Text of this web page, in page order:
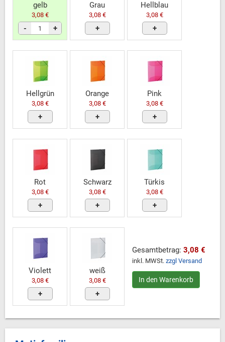
gelb
3,08 €
- +
Grau
3,08 €
+
Hellblau
3,08 €
+
Hellgrün
3,08 €
+
Orange
3,08 €
+
Pink
3,08 €
+
Rot
3,08 €
+
Schwarz
3,08 €
+
Türkis
3,08 €
+
Violett
3,08 €
+
weiß
3,08 €
+
Gesamtbetrag: 3,08 €
inkl. MWSt. zzgl Versand
In den Warenkorb